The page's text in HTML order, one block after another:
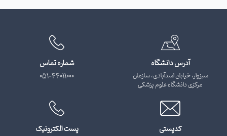
آدرس دانشگاه
سبزوار، خیابان اسدآبادی، سازمان
مرکزی دانشگاه علوم پزشکی
شماره تماس
051-44011000
کدپستی
پست الکترونیک